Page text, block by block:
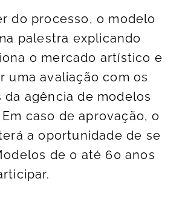
do processo, o modelo
palestra explicando
o mercado artístico e
uma avaliação com os
da agência de modelos
Em caso de aprovação, o
a oportunidade de se
de 0 até 60 anos